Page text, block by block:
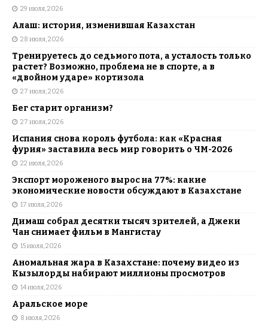
29 июля, 2026
Алаш: история, изменившая Казахстан
28 июля, 2026
Тренируетесь до седьмого пота, а усталость только
растет? Возможно, проблема не в спорте, а в
«двойном ударе» кортизола
27 июля, 2026
Бег старит организм?
27 июля, 2026
Испания снова король футбола: как «Красная
фурия» заставила весь мир говорить о ЧМ-2026
22 июля, 2026
Экспорт мороженого вырос на 77%: какие
экономические новости обсуждают в Казахстане
17 июля, 2026
Димаш собрал десятки тысяч зрителей, а Джеки
Чан снимает фильм в Мангистау
15 июля, 2026
Аномальная жара в Казахстане: почему видео из
Кызылорды набирают миллионы просмотров
14 июля, 2026
Аральское море
8 июля, 2026